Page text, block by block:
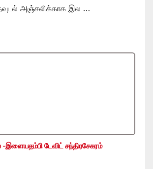
அஞ்சலிக்காக இல …
டேவிட் சந்திரசேகரம்